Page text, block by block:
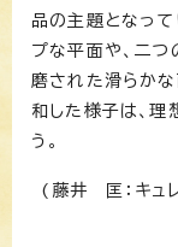
品の主題となっ
プな平面や、二
磨された滑らかな
和した様子は、理
う。
(藤井 匡：キュ